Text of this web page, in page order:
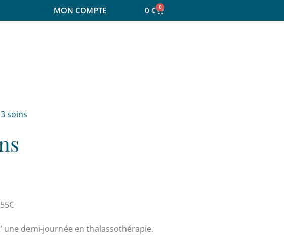
MON COMPTE 0€ 0
soins
une demi-journée en thalassothérapie.